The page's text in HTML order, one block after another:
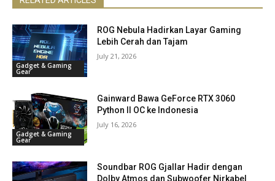
Gadget & Gaming
Gear
ROG Nebula Hadirkan Layar Gaming
Lebih Cerah dan Tajam
July 21, 2026
Gadget & Gaming
Gear
Gainward Bawa GeForce RTX 3060
Python II OC ke Indonesia
July 16, 2026
Soundbar ROG Gjallar Hadir dengan
Dolby Atmos dan Subwoofer Nirkabel